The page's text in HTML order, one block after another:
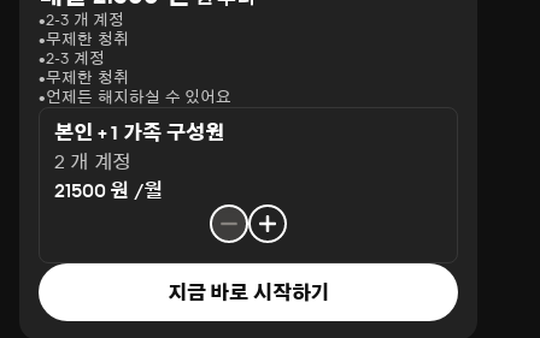
2-3 개 계정
무제한 청취
2-3 계정
무제한 청취
언제든 해지하실 수 있어요
본인 + 1 가족 구성원
2 개 계정
21500 원 /월
지금 바로 시작하기